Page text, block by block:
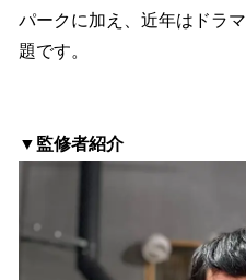
パークに加え、近年はドラ
題です。
▼監修者紹介